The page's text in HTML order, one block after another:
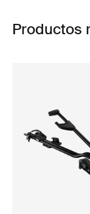
Productos